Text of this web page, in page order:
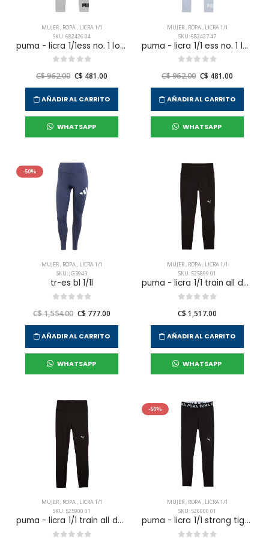
MUJER, ROPA, LICRA 1/1
SKU: 682426 04
puma - licra 1/1ess no. 1 logo para mujer
C$ 962.00 C$ 481.00
AÑADIR AL CARRITO
WHATSAPP
MUJER, ROPA, LICRA 1/1
SKU: 682427 47
puma - licra 1/1 ess no. 1 logo leggings wmn
C$ 962.00 C$ 481.00
AÑADIR AL CARRITO
WHATSAPP
-50%
MUJER, ROPA, LICRA 1/1
SKU: JG3943
tr-es bl 1/1l
C$ 1,554.00 C$ 777.00
AÑADIR AL CARRITO
WHATSAPP
MUJER, ROPA, LICRA 1/1
SKU: 525899 01
puma - licra 1/1 train all day para mujer
C$ 1,517.00
AÑADIR AL CARRITO
WHATSAPP
MUJER, ROPA, LICRA 1/1
SKU: 525900 01
puma - licra 1/1 train all day essential hw fl para mujer
-50%
MUJER, ROPA, LICRA 1/1
SKU: 526000 01
puma - licra 1/1 strong tight hw fl para mujer